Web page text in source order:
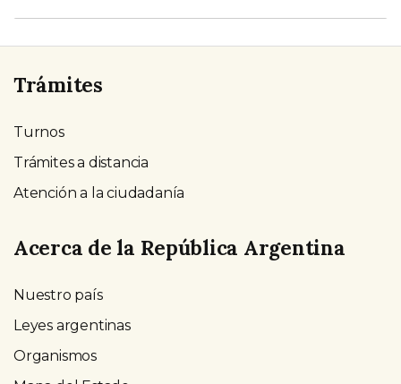
Trámites
Turnos
Trámites a distancia
Atención a la ciudadanía
Acerca de la República Argentina
Nuestro país
Leyes argentinas
Organismos